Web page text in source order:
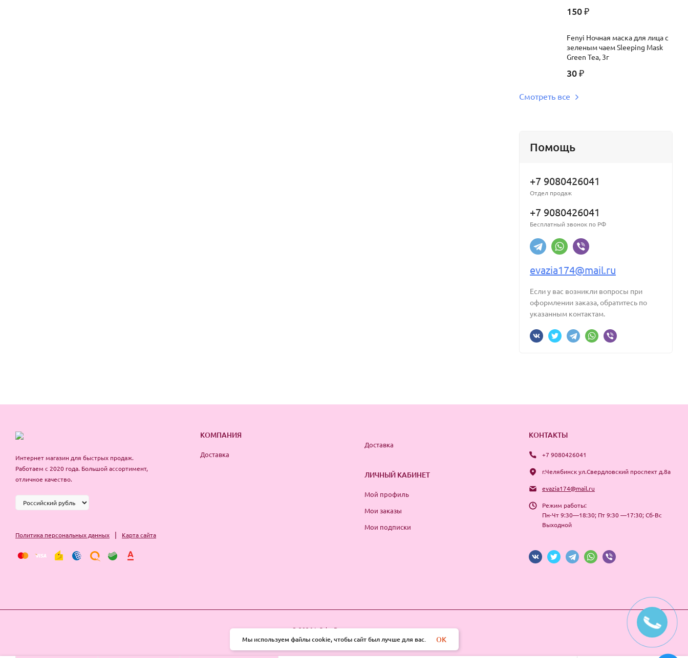
150 ₽
Fenyi Ночная маска для лица с
зеленым чаем Sleeping Mask
Green Tea, 3г
30 ₽
Смотреть все
Помощь
+7 9080426041
Отдел продаж
+7 9080426041
Бесплатный звонок по РФ
evazia174@mail.ru
Если у вас возникли вопросы при
оформлении заказа, обратитесь по
указанным контактам.
Интернет магазин для быстрых продаж.
Работаем с 2020 года. Большой ассортимент,
отличное качество.
Политика персональных данных | Карта сайта
КОМПАНИЯ
Доставка
Доставка
ЛИЧНЫЙ КАБИНЕТ
Мой профиль
Мои заказы
Мои подписки
КОНТАКТЫ
+7 9080426041
г.Челябинск ул.Свердловский проспект д.8а
evazia174@mail.ru
Режим работы:
Пн-Чт 9:30—18:30; Пт 9:30 —17:30; Сб-Вс
Выходной
© 2026 InSale. Все права защищены
Мы используем файлы cookie, чтобы сайт был лучше для вас. OK